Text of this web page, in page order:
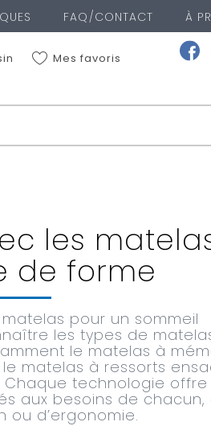
FAQ/CONTACT À
Mes favoris
les
de forme
pour un sommeil
les types de
le matelas à
matelas à ressorts
technologie offre
aux besoins de chacun,
ou d’ergonomie.